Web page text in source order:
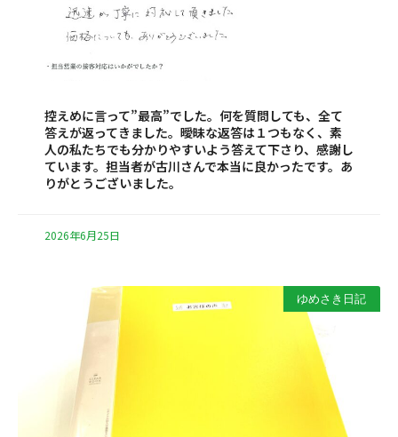
控えめに言って”最高”でした。何を質問しても、全て
答えが返ってきました。曖昧な返答は１つもなく、素
人の私たちでも分かりやすいよう答えて下さり、感謝し
ています。担当者が古川さんで本当に良かったです。あ
りがとうございました。
2026年6月25日
ゆめさき日記